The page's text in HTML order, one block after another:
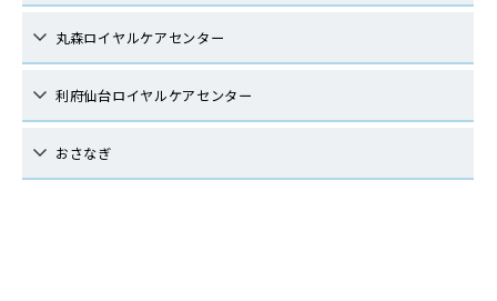
丸森ロイヤルケアセンター
利府仙台ロイヤルケアセンター
おさなぎ